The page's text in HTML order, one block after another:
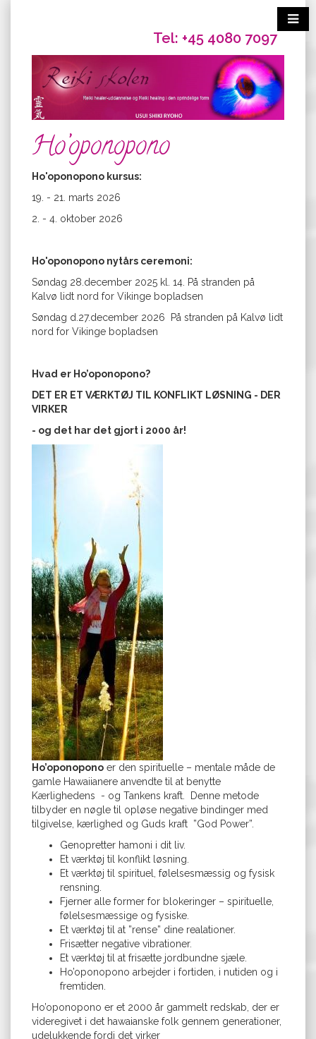
Tel: +45 4080 7097
Ho’oponopono
Ho'oponopono kursus:
19. - 21. marts 2026
2. - 4. oktober 2026
Ho'oponopono nytårs ceremoni:
Søndag 28.december 2025 kl. 14. På stranden på
Kalvø lidt nord for Vikinge bopladsen
Søndag d.27.december 2026
På stranden på Kalvø lidt
nord for Vikinge bopladsen
Hvad er Ho’oponopono?
DET ER ET VÆRKTØJ TIL KONFLIKT LØSNING - DER
VIRKER
- og det har det gjort i 2000 år!
Ho’oponopono er den spirituelle – mentale måde de
gamle Hawaiianere anvendte til at benytte
Kærlighedens - og Tankens kraft. Denne metode
tilbyder en nøgle til opløse negative bindinger med
tilgivelse, kærlighed og Guds kraft ”God Power”.
Genopretter hamoni i dit liv.
Et værktøj til konflikt løsning.
Et værktøj til spirituel, følelsesmæssig og fysisk
rensning.
Fjerner alle former for blokeringer – spirituelle,
følelsesmæssige og fysiske.
Et værktøj til at ”rense” dine realationer.
Frisætter negative vibrationer.
Et værktøj til at frisætte jordbundne sjæle.
Ho’oponopono arbejder i fortiden, i nutiden og i
fremtiden.
Ho’oponopono er et 2000 år gammelt redskab, der er
videregivet i det hawaianske folk gennem generationer,
udelukkende fordi det virker